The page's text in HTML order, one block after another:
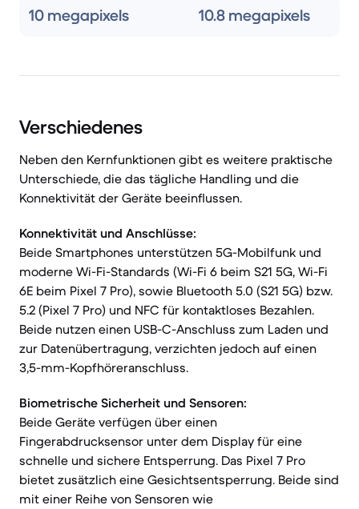
10 megapixels 10.8 megapixels
Verschiedenes
Neben den Kernfunktionen gibt es weitere praktische
Unterschiede, die das tägliche Handling und die
Konnektivität der Geräte beeinflussen.
Konnektivität und Anschlüsse:
Beide Smartphones unterstützen 5G-Mobilfunk und
moderne Wi-Fi-Standards (Wi-Fi 6 beim S21 5G, Wi-Fi
6E beim Pixel 7 Pro), sowie Bluetooth 5.0 (S21 5G) bzw.
5.2 (Pixel 7 Pro) und NFC für kontaktloses Bezahlen.
Beide nutzen einen USB-C-Anschluss zum Laden und
zur Datenübertragung, verzichten jedoch auf einen
3,5-mm-Kopfhöreranschluss.
Biometrische Sicherheit und Sensoren:
Beide Geräte verfügen über einen
Fingerabdrucksensor unter dem Display für eine
schnelle und sichere Entsperrung. Das Pixel 7 Pro
bietet zusätzlich eine Gesichtsentsperrung. Beide sind
mit einer Reihe von Sensoren wie